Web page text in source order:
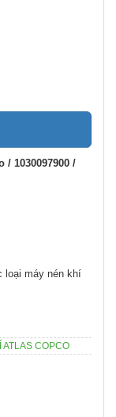
1030097900 /
loại máy nén khí
ATLAS COPCO